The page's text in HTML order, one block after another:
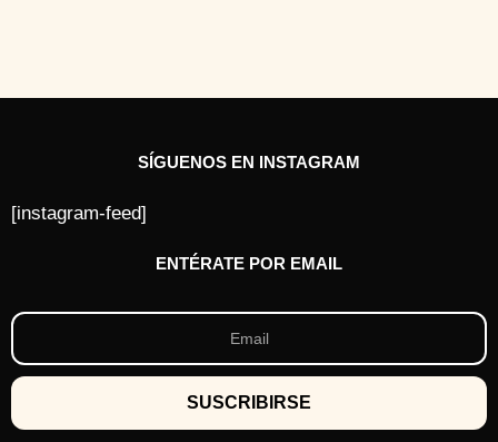
SÍGUENOS EN INSTAGRAM
[instagram-feed]
ENTÉRATE POR EMAIL